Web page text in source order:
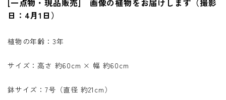
[一点物・現品販売] 画像の植物をお届けします（撮影
日：4月1日）
植物の年齢：3年
サイズ：高さ 約60cm × 幅 約60cm
鉢サイズ：7号（直径 約21cm）